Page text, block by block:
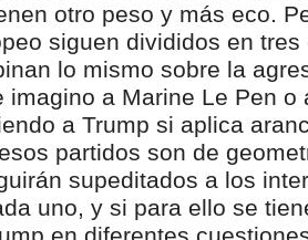
otro peso y más eco.
siguen divididos en tres
lo mismo sobre la
imagino a Marine Le Pen o
a Trump si aplica
partidos son de
supeditados a los
uno, y si para ello se